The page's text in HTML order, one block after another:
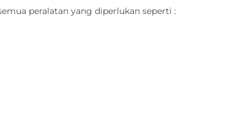
peralatan yang diperlukan seperti :